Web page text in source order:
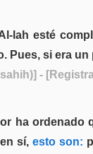
lah esté
Pues, si era
-
ha ordenado
sí, esto son: